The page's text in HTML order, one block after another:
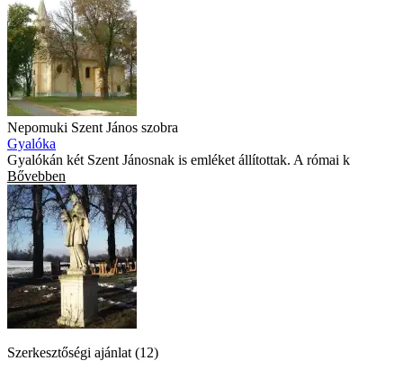
Nepomuki Szent János szobra
Gyalóka
Gyalókán két Szent Jánosnak is emléket állítottak. A római k
Bővebben
Szerkesztőségi ajánlat (12)